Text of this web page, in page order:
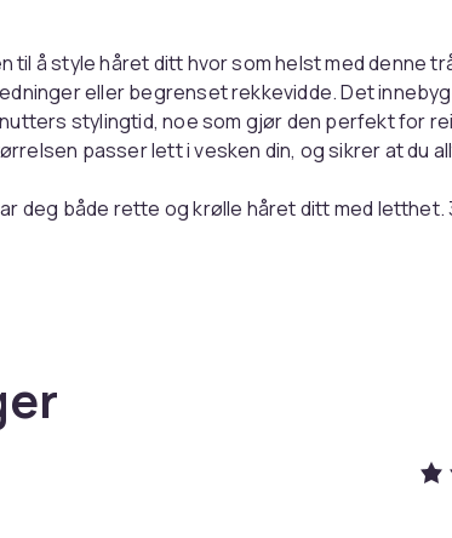
til å style håret ditt hvor som helst med denne
eller begrenset rekkevidde. Det
stylingtid, noe som gjør den perfekt for
passer lett i vesken din, og sikrer at du
deg både rette og krølle håret ditt med letthet.
slik at håret ditt ser sunt og levende ut. Anti-
brannskader og beskytter
Høyde: 3 cm